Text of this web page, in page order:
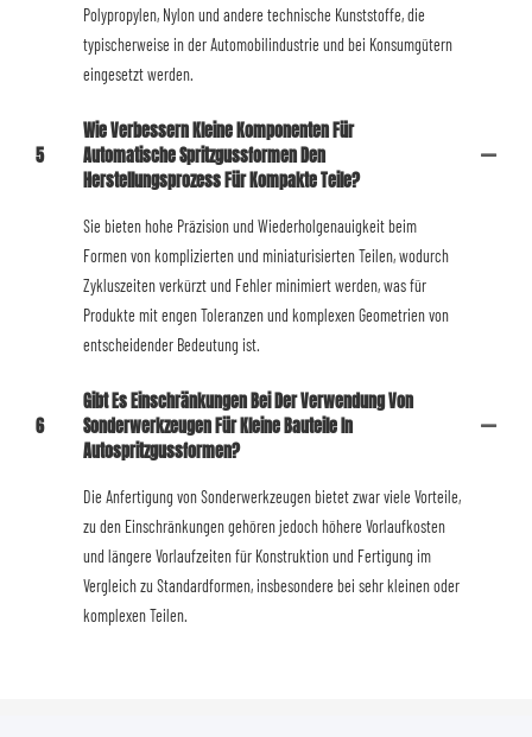
Polypropylen, Nylon und andere technische Kunststoffe, die
typischerweise in der Automobilindustrie und bei Konsumgütern
eingesetzt werden.
5
Wie Verbessern Kleine Komponenten Für
Automatische Spritzgussformen Den
Herstellungsprozess Für Kompakte Teile?
Sie bieten hohe Präzision und Wiederholgenauigkeit beim
Formen von komplizierten und miniaturisierten Teilen, wodurch
Zykluszeiten verkürzt und Fehler minimiert werden, was für
Produkte mit engen Toleranzen und komplexen Geometrien von
entscheidender Bedeutung ist.
6
Gibt Es Einschränkungen Bei Der Verwendung Von
Sonderwerkzeugen Für Kleine Bauteile In
Autospritzgussformen?
Die Anfertigung von Sonderwerkzeugen bietet zwar viele Vorteile,
zu den Einschränkungen gehören jedoch höhere Vorlaufkosten
und längere Vorlaufzeiten für Konstruktion und Fertigung im
Vergleich zu Standardformen, insbesondere bei sehr kleinen oder
komplexen Teilen.